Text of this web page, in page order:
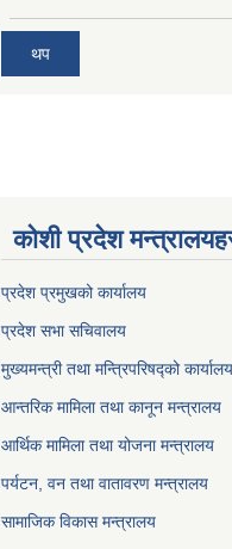
थप
कोशी प्रदेश
प्रदेश प्रमुखको कार्यालय
प्रदेश सभा सचिवालय
मुख्यमन्त्री तथा मन्त्रिपरिषद्को कार्यालय
आन्तरिक मामिला तथा कानून मन्त्रालय
आर्थिक मामिला तथा योजना मन्त्रालय
पर्यटन, वन तथा वातावरण मन्त्रालय
सामाजिक विकास मन्त्रालय